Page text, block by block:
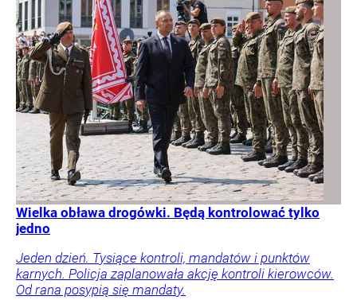
Wielka obława drogówki. Będą kontrolować tylko
jedno
Jeden dzień. Tysiące kontroli, mandatów i punktów
karnych. Policja zaplanowała akcję kontroli kierowców.
Od rana posypią się mandaty.